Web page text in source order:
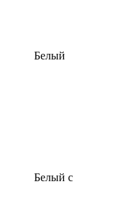
Белый
Белый с